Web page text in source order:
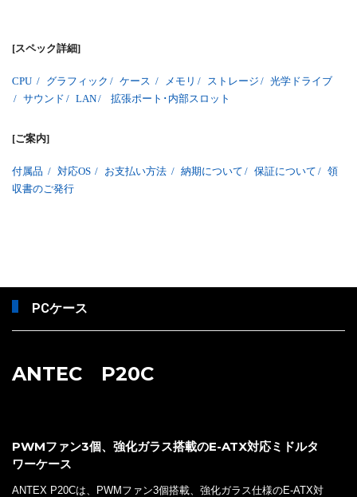
[スペック詳細]
CPU / グラフィック / ケース / メモリ / ストレージ / 光学ドライブ
/ サウンド / LAN/ 拡張ポート･内部スロット
[ご案内]
付属品 / 対応OS / お支払い方法 / 納期について / 保証について / 領
収書のご発行
PCケース
ANTEC P20C
PWMファン3個、強化ガラス搭載のE-ATX対応ミドルタ
ワーケース
ANTEX P20Cは、PWMファン3個搭載、強化ガラス仕様のE-ATX対